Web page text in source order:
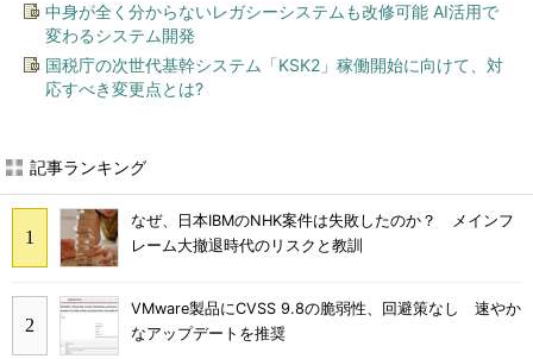
中身が全く分からないレガシーシステムも改修可能 AI活用で
変わるシステム開発
国税庁の次世代基幹システム「KSK2」稼働開始に向けて、対
応すべき変更点とは?
記事ランキング
なぜ、日本IBMのNHK案件は失敗したのか？ メインフ
レーム大撤退時代のリスクと教訓
VMware製品にCVSS 9.8の脆弱性、回避策なし 速やか
なアップデートを推奨